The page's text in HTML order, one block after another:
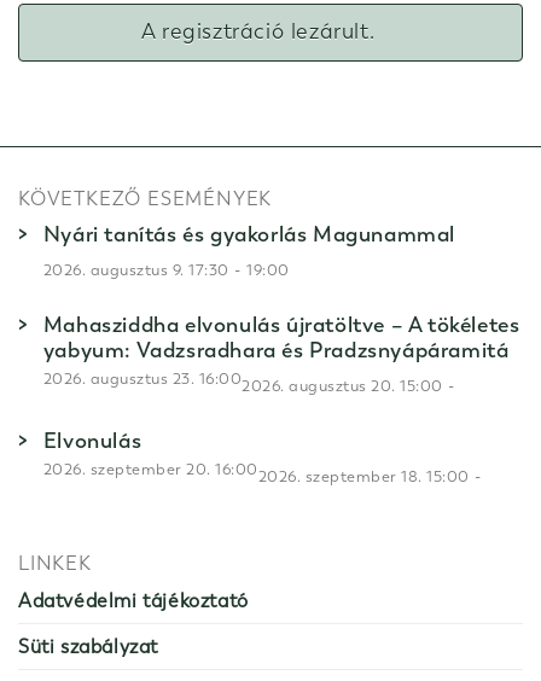
A regisztráció lezárult.
KÖVETKEZŐ ESEMÉNYEK
Nyári tanítás és gyakorlás Magunammal
2026. augusztus 9. 17:30 -19:00
Mahasziddha elvonulás újratöltve – A tökéletes
yabyum: Vadzsradhara és Pradzsnyápáramitá
2026. augusztus 20. 15:00 -
2026. augusztus 23. 16:00
Elvonulás
2026. szeptember 18. 15:00 -
2026. szeptember 20. 16:00
LINKEK
Adatvédelmi tájékoztató
Süti szabályzat